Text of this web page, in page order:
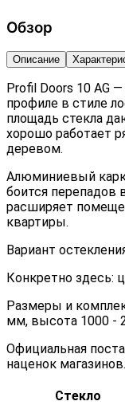
Обзор
Описание
Profil Doors 10 AG
профиле в стиле
площадь стекла
хорошо работает
деревом.
Алюминиевый
боится перепадов
расширяет
квартиры.
Вариант
Конкретно здесь:
Размеры и
мм, высота 1000 -
Официальная
наценок магазинов.
Стекло